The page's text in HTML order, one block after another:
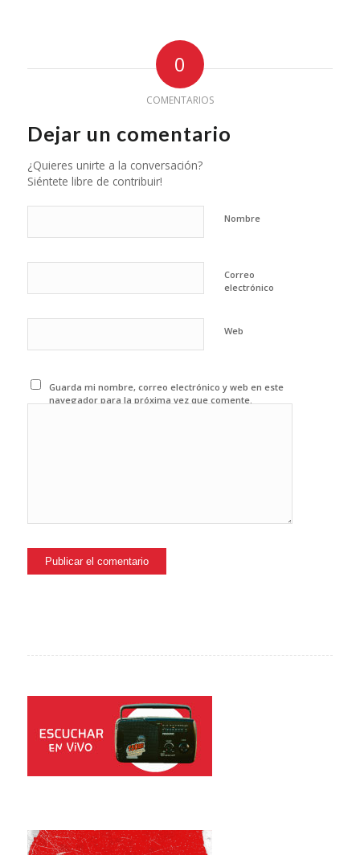
0
COMENTARIOS
Dejar un comentario
¿Quieres unirte a la conversación?
Siéntete libre de contribuir!
Nombre
Correo
electrónico
Web
Guarda mi nombre, correo electrónico y web en este
navegador para la próxima vez que comente.